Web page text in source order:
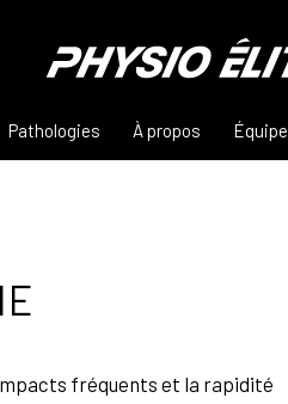
Pathologies À propos Équipe
fréquents et la rapidité